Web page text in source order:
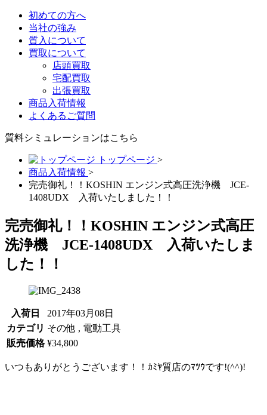
初めての方へ
当社の強み
質入について
買取について
店頭買取
宅配買取
出張買取
商品入荷情報
よくあるご質問
質料シミュレーションはこちら
トップページ >
商品入荷情報 >
完売御礼！！KOSHIN エンジン式高圧洗浄機 JCE-
1408UDX 入荷いたしました！！
完売御礼！！KOSHIN エンジン式高圧
洗浄機 JCE-1408UDX 入荷いたしま
した！！
入荷日
2017年03月08日
カテゴリ その他 , 電動工具
販売価格 ¥34,800
いつもありがとうございます！！ｶﾐﾔ質店のﾏﾂｳです!(^^)!